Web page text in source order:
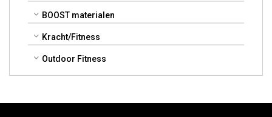
BOOST materialen
Kracht/Fitness
Outdoor Fitness